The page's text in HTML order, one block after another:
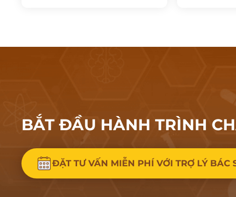
BẮT ĐẦU HÀNH TRÌNH
ĐẶT TƯ VẤN MIỄN PHÍ VỚI TRỢ LÝ BÁC